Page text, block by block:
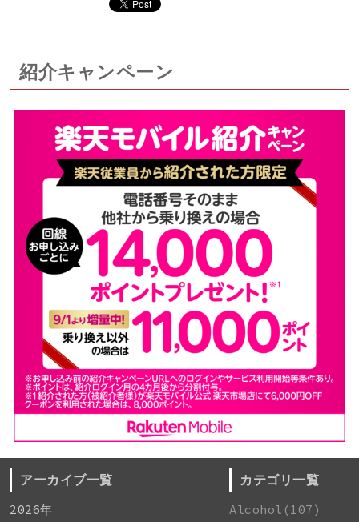
紹介キャンペーン
アーカイブ一覧
2026年
カテゴリ一覧
Alcohol(107)